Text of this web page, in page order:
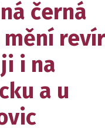
černá
i na
a u